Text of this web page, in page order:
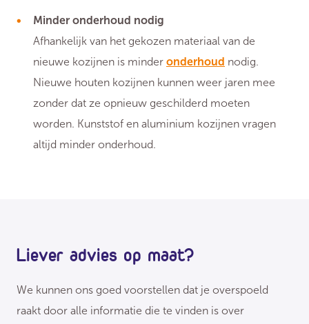
Minder onderhoud nodig
Afhankelijk van het gekozen materiaal van de
nieuwe kozijnen is minder onderhoud nodig.
Nieuwe houten kozijnen kunnen weer jaren mee
zonder dat ze opnieuw geschilderd moeten
worden. Kunststof en aluminium kozijnen vragen
altijd minder onderhoud.
Liever advies op maat?
We kunnen ons goed voorstellen dat je overspoeld
raakt door alle informatie die te vinden is over